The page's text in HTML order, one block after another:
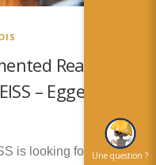
Reality for
– Eggenstein-
is looking for a highly
Une question ?